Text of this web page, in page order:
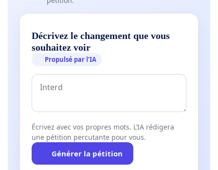
Décrivez le changement que vous
souhaitez voir
Propulsé par l’IA
Écrivez avec vos propres mots. L’IA rédigera
une pétition percutante pour vous.
Générer la pétition